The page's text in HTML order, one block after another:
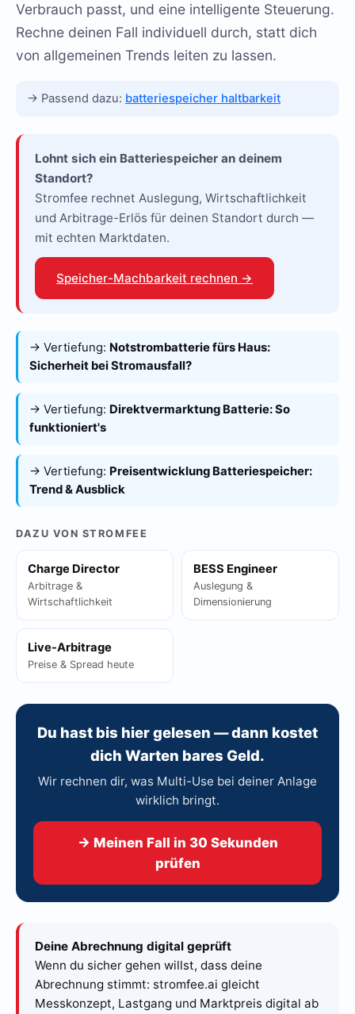
Verbrauch passt, und eine intelligente Steuerung.
Rechne deinen Fall individuell durch, statt dich
von allgemeinen Trends leiten zu lassen.
→ Passend dazu: batteriespeicher haltbarkeit
Lohnt sich ein Batteriespeicher an deinem
Standort?
Stromfee rechnet Auslegung, Wirtschaftlichkeit
und Arbitrage-Erlös für deinen Standort durch —
mit echten Marktdaten.
Speicher-Machbarkeit rechnen →
→ Vertiefung: Notstrombatterie fürs Haus:
Sicherheit bei Stromausfall?
→ Vertiefung: Direktvermarktung Batterie: So
funktioniert's
→ Vertiefung: Preisentwicklung Batteriespeicher:
Trend & Ausblick
DAZU VON STROMFEE
Charge Director
Arbitrage &
Wirtschaftlichkeit
BESS Engineer
Auslegung &
Dimensionierung
Live-Arbitrage
Preise & Spread heute
Du hast bis hier gelesen — dann kostet
dich Warten bares Geld.
Wir rechnen dir, was Multi-Use bei deiner Anlage
wirklich bringt.
→ Meinen Fall in 30 Sekunden
prüfen
Deine Abrechnung digital geprüft
Wenn du sicher gehen willst, dass deine
Abrechnung stimmt: stromfee.ai gleicht
Messkonzept, Lastgang und Marktpreis digital ab